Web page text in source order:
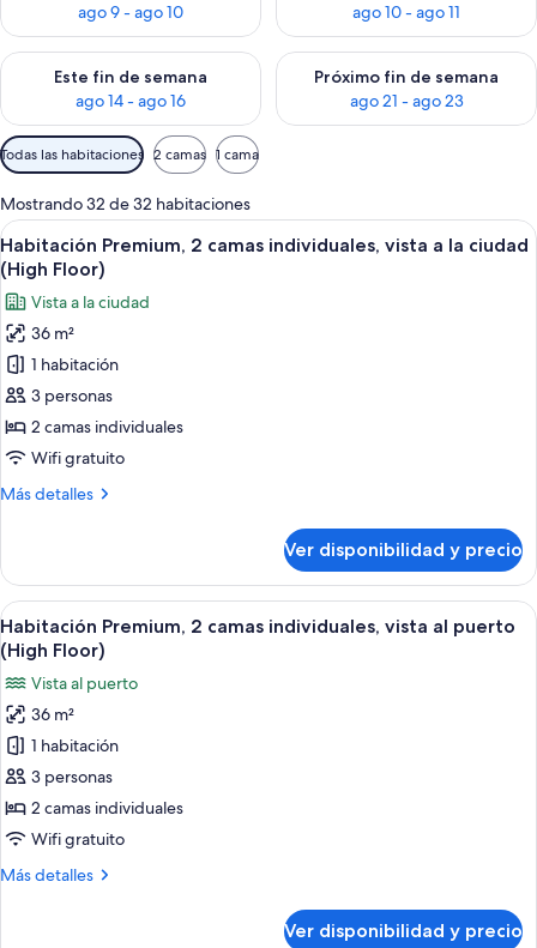
ago 9 - ago 10
ago 10 - ago 11
Este fin de semana
ago 14 - ago 16
Consulta la disponibilidad para este fin de semana ago 14 -
Próximo fin de semana
ago 21 - ago 23
Consulta la disponibilidad
Filtros
disponibles
para
las
habitaciones
Todas las habitaciones 2 camas 1 cama
Mostrando 32 de 32 habitaciones
Ver
todas
las
fotos
de
Habitación
Premium,
2
camas
vista
ciudad
(High
Floor)
Una habitación de hotel con dos
3
Habitación Premium, 2 camas individuales, vista a la ciudad
(High Floor)
Vista a la ciudad
36 m²
1 habitación
3 personas
2 camas individuales
Wifi gratuito
Más detalles
Más
Premium,
camas
individuales,
vista
a
la
ciudad
(High
Floor)
Ver disponibilidad y precio
Ver
todas
las
fotos
de
Habitación
Premium,
2
camas
vista
Habitación de hotel con dos camas,
4
Habitación Premium, 2 camas individuales, vista al puerto
(High Floor)
Vista al puerto
36 m²
1 habitación
3 personas
2 camas individuales
Wifi gratuito
Más detalles
Más
Ver disponibilidad y precio